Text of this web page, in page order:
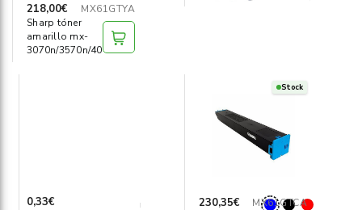
218,00€
MX61GTYA
Sharp tóner
amarillo mx-
3070n/3570n/4070n
0,33€
Stock
230,35€
MX61GTCA